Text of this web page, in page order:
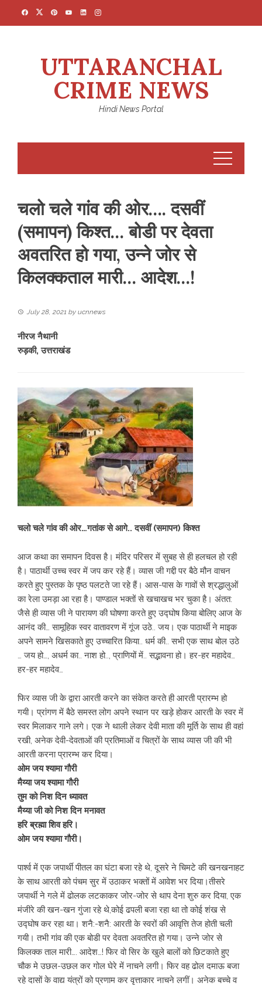
UTTARANCHAL
CRIME NEWS
Hindi News Portal
चलो चले गांव की ओर…. दसवीं
(समापन) किश्त… बोडी पर देवता
अवतरित हो गया, उन्ने जोर से
किलक्कताल मारी… आदेश…!
July 28, 2021 by ucnnews
नीरज नैथानी
रुड़की, उत्तराखंड
चलो चले गांव की ओर…गतांक से आगे.. दसवीं (समापन) किश्त
आज कथा का‌ समापन दिवस है। मंदिर परिसर में सुबह से ही हलचल हो रही
है। पाठार्थी उच्च स्वर में जप कर रहे हैं। व्यास जी‌ गद्दी पर बैठे मौन वाचन
करते हुए पुस्तक के पृष्ठ पलटते जा रहे हैं। आस-पास के गावों से श्रद्धालुओं
का रेला उमड़ा आ रहा है। पाण्डाल भक्तों से खचाखच भर चुका‌ है। अंतत:
जैसे ही व्यास जी ने पारायण की घोषणा करते हुए उद्घोष किया बोलिए आज के
आनंद की… सामूहिक स्वर वातावरण में गूंज उठे.. जय। एक पाठार्थी ने माइक
अपने सामने खिसकाते हुए उच्चारित किया.. धर्म की.. सभी एक साथ बोल उठे
… जय हो…, अधर्म का.. नाश हो.., प्राणियों में.. सद्भावना हो। हर-हर महादेव…
हर-हर महादेव…
फिर व्यास जी के द्वारा आरती करने का संकेत करते ही आरती प्रारम्भ‌ हो
गयी। प्रांगण में बैठे समस्त लोग अपने स्थान पर खड़े होकर आरती के स्वर में
स्वर मिलाकर गाने लगे। एक ने थाली लेकर देवी माता की मूर्ति के साथ ही वहां
रखी, अनेक देवी-देवताओं की प्रतिमाओं व चित्रों के साथ व्यास जी की भी
आरती करना‌ प्रारम्भ कर दिया।
ओम जय श्यामा गौरी
मैय्या जय श्यामा गौरी
तुम को निश दिन ध्यावत
मैय्या जी को निश दिन मनावत
हरि ब्रह्मा शिव हरि।
ओम जय श्यामा गौरी।
पार्श्व में एक जपार्थी पीतल का घंटा बजा रहे थे, दूसरे ने चिमटे की खनखनाहट
के साथ आरती को पंचम सुर में उठाकर भक्तों में आवेश भर दिया।तीसरे
जपार्थी ने गले में ढोलक लटकाकर जोर-जोर से थाप देना शुरु कर दिया, एक
मंजीरे की खन-खन गुंजा रहे थे,कोई ढपली बजा रहा था तो कोई शंख से
उद्घोष कर रहा था। शनै:-शनै: आरती के स्वरों की आवृत्ति तेज होती चली
गयी। तभी गांव की एक बोडी पर देवता अवतरित हो गया। उन्ने जोर से
किलक्क ताल मारी…. आदेश…! फिर वो सिर के खुले बालों को छिटकाते हुए
चौक मे उछल-उछल कर गोल घेरे में नाचने लगी। फिर वह ढोल दमाऊ बजा
रहे दासों के वाद्य यंत्रों को प्रणाम कर वृत्ताकार नाचने लगीं। अनेक बच्चे व